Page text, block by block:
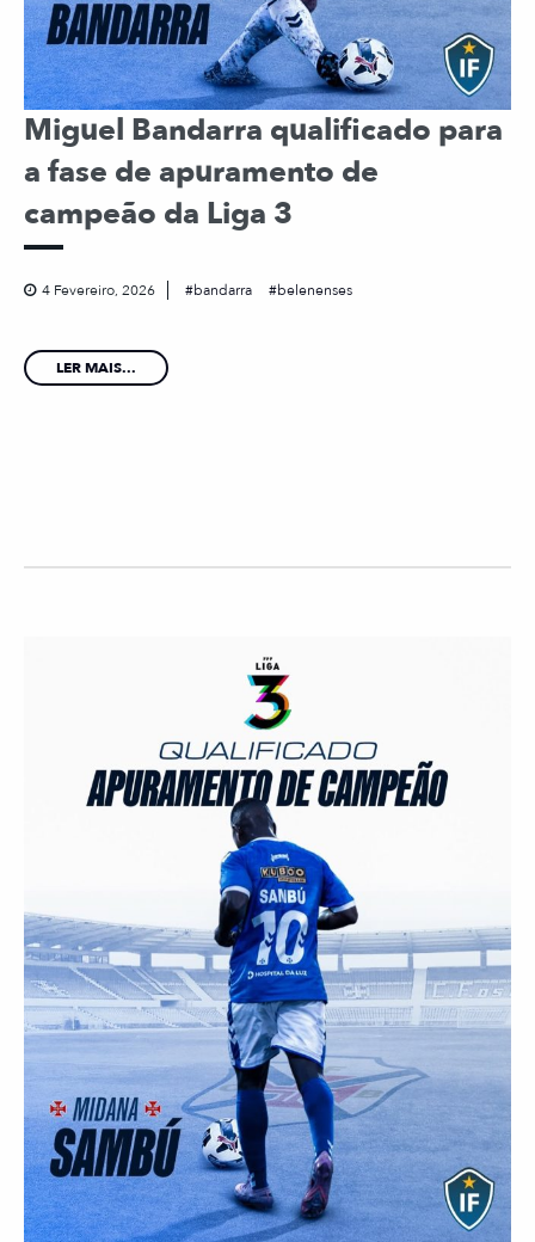
Miguel Bandarra qualificado para
a fase de apuramento de
campeão da Liga 3
4 Fevereiro, 2026 bandarra belenenses
LER MAIS...